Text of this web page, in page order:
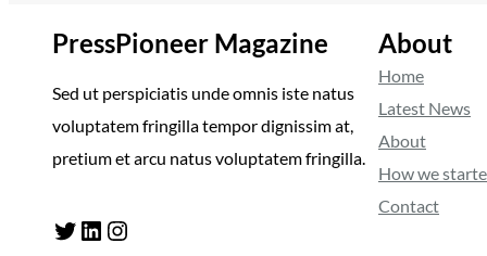
PressPioneer Magazine
Sed ut perspiciatis unde omnis iste natus
voluptatem fringilla tempor dignissim at,
pretium et arcu natus voluptatem fringilla.
Twitter LinkedIn Instagram
About
Home
Latest News
About
How we
Contact